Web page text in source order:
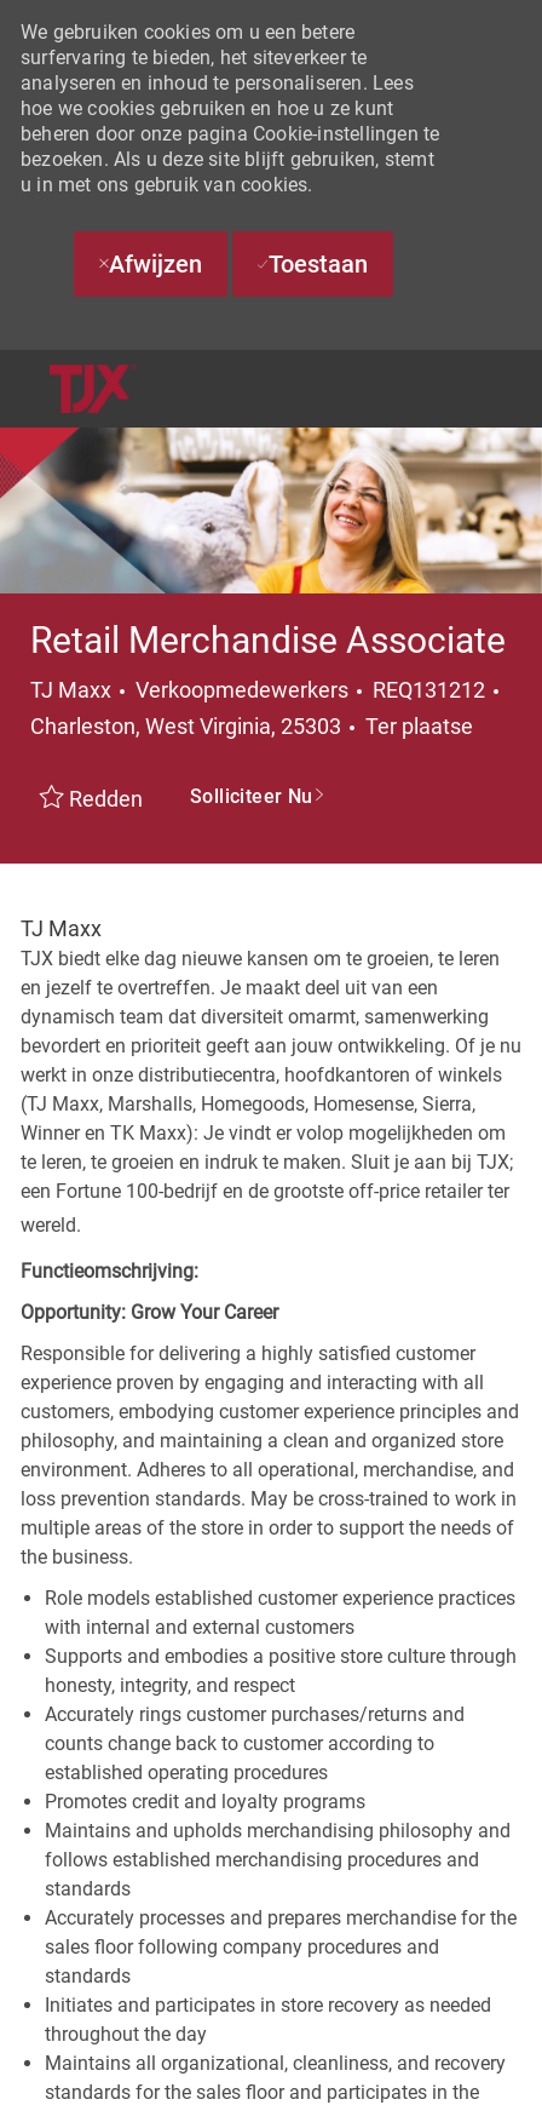
We gebruiken cookies om u een betere
surfervaring te bieden, het siteverkeer te
analyseren en inhoud te personaliseren. Lees
hoe we cookies gebruiken en hoe u ze kunt
beheren door onze pagina Cookie-instellingen te
bezoeken. Als u deze site blijft gebruiken, stemt
u in met ons gebruik van cookies.
Afwijzen Toestaan
Retail Merchandise Associate
TJ Maxx Categorie
Verkoopmedewerkers REQ131212
Charleston, West Virginia, 25303
Ter plaatse
Redden Solliciteer Nu
TJ Maxx
TJX biedt elke dag nieuwe kansen om te groeien, te leren
en jezelf te overtreffen. Je maakt deel uit van een
dynamisch team dat diversiteit omarmt, samenwerking
bevordert en prioriteit geeft aan jouw ontwikkeling. Of je nu
werkt in onze distributiecentra, hoofdkantoren of winkels
(TJ Maxx, Marshalls, Homegoods, Homesense, Sierra,
Winner en TK Maxx): Je vindt er volop mogelijkheden om
te leren, te groeien en indruk te maken. Sluit je aan bij TJX;
een Fortune 100-bedrijf en de grootste off-price retailer ter
wereld.
Functieomschrijving:
Opportunity: Grow Your Career
Responsible for delivering a highly satisfied customer
experience proven by engaging and interacting with all
customers, embodying customer experience principles and
philosophy, and maintaining a clean and organized store
environment. Adheres to all operational, merchandise, and
loss prevention standards. May be cross-trained to work in
multiple areas of the store in order to support the needs of
the business.
Role models established customer experience practices
with internal and external customers
Supports and embodies a positive store culture through
honesty, integrity, and respect
Accurately rings customer purchases/returns and
counts change back to customer according to
established operating procedures
Promotes credit and loyalty programs
Maintains and upholds merchandising philosophy and
follows established merchandising procedures and
standards
Accurately processes and prepares merchandise for the
sales floor following company procedures and
standards
Initiates and participates in store recovery as needed
throughout the day
Maintains all organizational, cleanliness, and recovery
standards for the sales floor and participates in the